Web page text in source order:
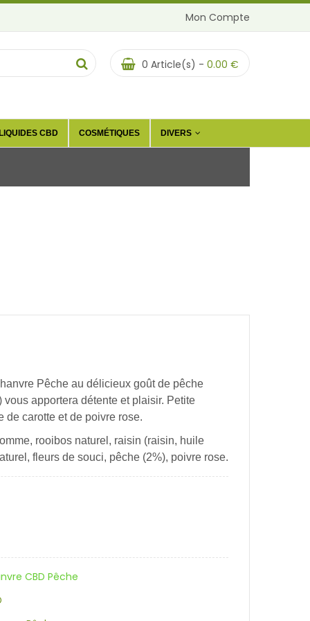
Mon Compte
0 Article(s) - 0.00 €
CBD COSMÉTIQUES DIVERS
Pêche au délicieux goût de pêche
vous apportera détente et plaisir. Petite
de carotte et de poivre rose.
rooibos naturel, raisin (raisin, huile
fleurs de souci, pêche (2%), poivre rose.
CBD Pêche